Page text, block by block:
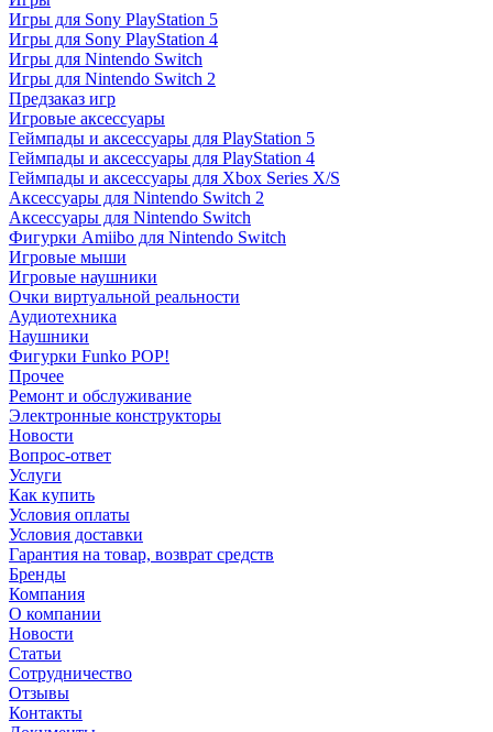
Игры для Sony PlayStation 5
Игры для Sony PlayStation 4
Игры для Nintendo Switch
Игры для Nintendo Switch 2
Предзаказ игр
Игровые аксессуары
Геймпады и аксессуары для PlayStation 5
Геймпады и аксессуары для PlayStation 4
Геймпады и аксессуары для Xbox Series X/S
Аксессуары для Nintendo Switch 2
Аксессуары для Nintendo Switch
Фигурки Amiibo для Nintendo Switch
Игровые мыши
Игровые наушники
Очки виртуальной реальности
Аудиотехника
Наушники
Фигурки Funko POP!
Прочее
Ремонт и обслуживание
Электронные конструкторы
Новости
Вопрос-ответ
Услуги
Как купить
Условия оплаты
Условия доставки
Гарантия на товар, возврат средств
Бренды
Компания
О компании
Новости
Статьи
Сотрудничество
Отзывы
Контакты